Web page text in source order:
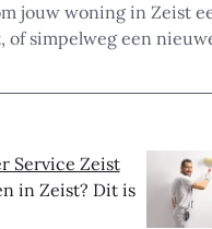
jouw woning in Zeist
simpelweg een
Service Zeist
in Zeist? Dit is